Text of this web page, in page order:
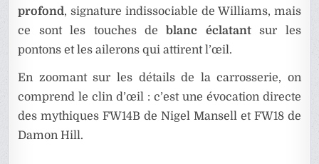
profond, signature indissociable de Williams, mais
ce sont les touches deblanc éclatantsur les
pontons et les ailerons qui attirent l’œil.
En zoomant sur les détails de la carrosserie, on
comprend le clin d’œil : c’est une évocation directe
des mythiques FW14B de Nigel Mansell et FW18 de
Damon Hill.